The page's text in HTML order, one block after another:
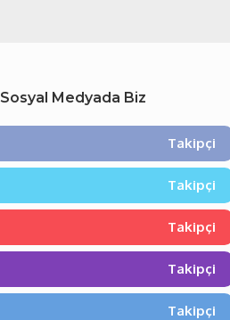
Sosyal Medyada Biz
Takipçi
Takipçi
Takipçi
Takipçi
Takipçi